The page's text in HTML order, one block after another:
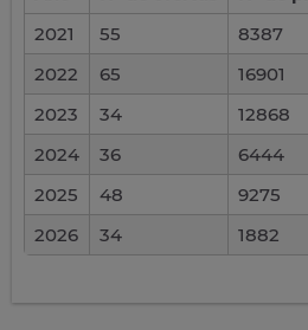
2021
55
8387
2022
65
16901
2023
34
12868
2024
36
6444
2025
48
9275
2026
34 1882